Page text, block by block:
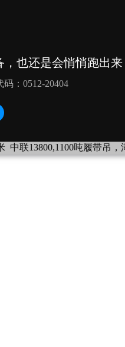
中联13800,1100吨履带吊，